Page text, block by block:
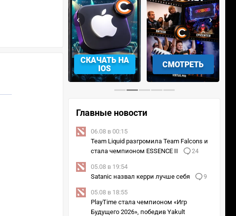
СМОТРЕТЬ УЧАСТВОВАТЬ
‹ ›
Главные новости
06.08 в 00:15
Team Liquid разгромила Team Falcons и
стала чемпионом ESSENCE II
24
05.08 в 19:54
Satanic назвал керри лучше себя
9
05.08 в 18:55
PlayTime стала чемпионом «Игр
Будущего 2026», победив Yakult